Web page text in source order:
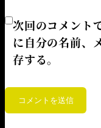
次回のコメント
に自分の名前、
存する。